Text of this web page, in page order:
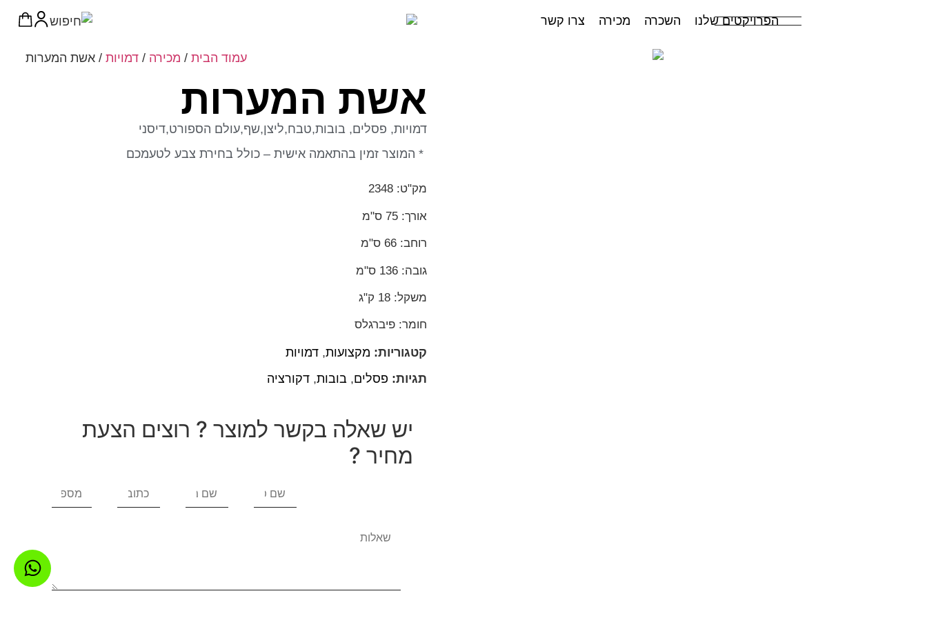
הפרויקטים שלנו השכרה מכירה צרו קשר
עמוד הבית / מכירה /דמויות / אשת המערות
אשת המערות
דמויות, פסלים, בובות,טבח,ליצן,שף,עולם הספורט,דיסני
* המוצר זמין בהתאמה אישית – כולל בחירת צבע לטעמכם
מק"ט: 2348
אורך: 75 ס"מ
רוחב: 66 ס"מ
גובה: 136 ס"מ
משקל: 18 ק"ג
חומר: פיברגלס
קטגוריות: מקצועות, דמויות
תגיות: פסלים, בובות, דקורציה
יש שאלה בקשר למוצר ? רוצים הצעת
מחיר ?